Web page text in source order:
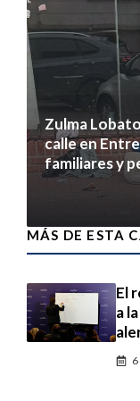
Zulma
calle en
familiares y
6 agosto 2026
MÁS DE ESTA
El
a